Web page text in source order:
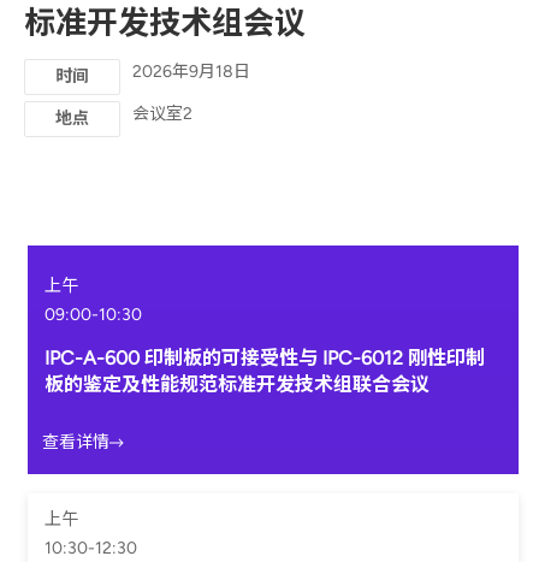
标准开发技术组会议
时间 2026年9月18日
地点 会议室2
上午
09:00-10:30
IPC-A-600 印制板的可接受性与 IPC-6012 刚性印制
板的鉴定及性能规范标准开发技术组联合会议
查看详情
上午
10:30-12:30